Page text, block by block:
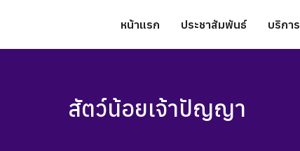
หน้าแรก ประชาสัมพันธ์ บริการ
สัตว์น้อยเจ้าปัญญา